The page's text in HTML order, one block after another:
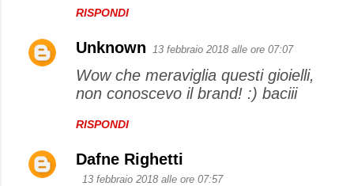
RISPONDI
Unknown 13 febbraio 2018 alle ore 07:07
Wow che meraviglia questi gioielli,
non conoscevo il brand! :) baciii
RISPONDI
Dafne Righetti
13 febbraio 2018 alle ore 07:57